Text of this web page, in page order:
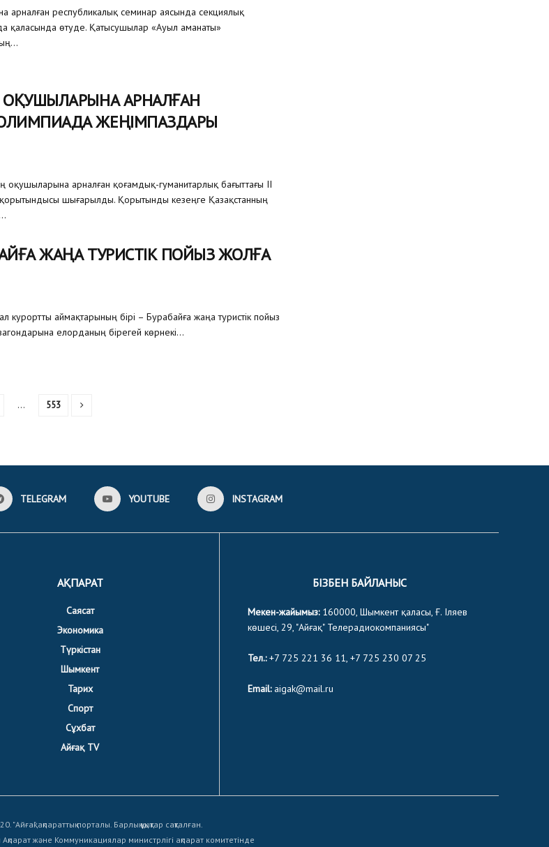
арналған республикалық семинар аясында секциялық
қаласында өтуде. Қатысушылар «Ауыл аманаты»
ОҚУШЫЛАРЫНА АРНАЛҒАН
ЖЕҢІМПАЗДАРЫ
оқушыларына арналған қоғамдық-гуманитарлық бағыттағы II
шығарылды. Қорытынды кезеңге Қазақстанның
ЖАҢА ТУРИСТІК ПОЙЫЗ ЖОЛҒА
курортты аймақтарының бірі – Бурабайға жаңа туристік пойыз
елорданың бірегей көрнекі...
… 553
TELEGRAM YOUTUBE INSTAGRAM
АҚПАРАТ
Саясат
Экономика
Түркістан
Шымкент
Тарих
Спорт
Сұхбат
Айғақ TV
БІЗБЕН БАЙЛАНЫС
Мекен-жайымыз:160000, Шымкент қаласы, Ғ. Іляев
көшесі, 29, "Айғақ" Телерадиокомпаниясы"
Тел.:+7 725 221 36 11, +7 725 230 07 25
Email:aigak@mail.ru
"Айғақ" ақпараттық порталы. Барлық құқықтар сақталған.
және Коммуникациялар министрлігі ақпарат комитетінде